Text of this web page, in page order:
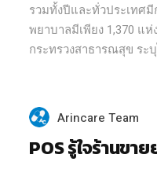
รวมทั้งปีและทั่วประเทศ
พยาบาลมีเพียง 1,370 แ
กระทรวงสาธารณสุข ระบุ
Arincare Team
POS รู้ใจร้านขาย